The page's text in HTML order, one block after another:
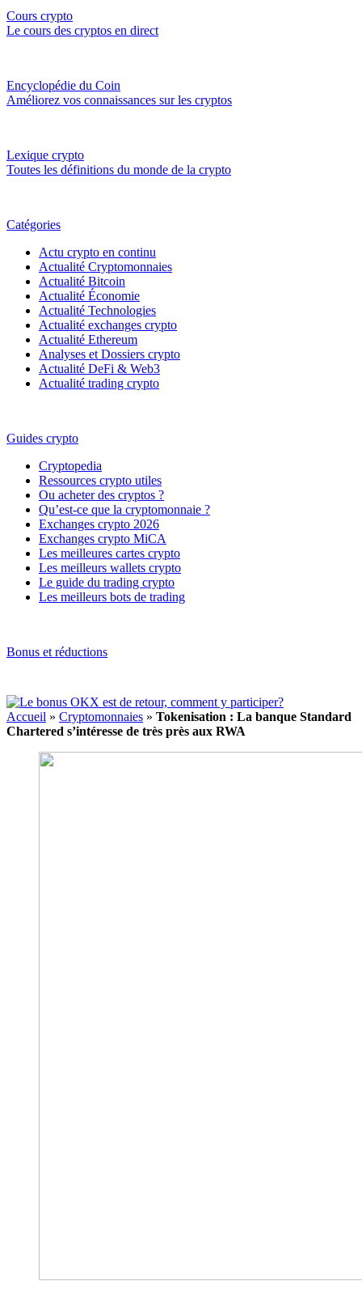
Cours crypto
Le cours des cryptos en direct
Encyclopédie du Coin
Améliorez vos connaissances sur les cryptos
Lexique crypto
Toutes les définitions du monde de la crypto
Catégories
Actu crypto en continu
Actualité Cryptomonnaies
Actualité Bitcoin
Actualité Économie
Actualité Technologies
Actualité exchanges crypto
Actualité Ethereum
Analyses et Dossiers crypto
Actualité DeFi & Web3
Actualité trading crypto
Guides crypto
Cryptopedia
Ressources crypto utiles
Ou acheter des cryptos ?
Qu’est-ce que la cryptomonnaie ?
Exchanges crypto 2026
Exchanges crypto MiCA
Les meilleures cartes crypto
Les meilleurs wallets crypto
Le guide du trading crypto
Les meilleurs bots de trading
Bonus et réductions
Accueil » Cryptomonnaies » Tokenisation : La banque Standard
Chartered s’intéresse de très près aux RWA